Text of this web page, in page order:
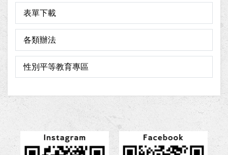
表單下載
各類辦法
性別平等教育專區